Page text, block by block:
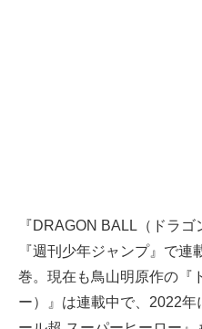
『DRAGON BALL（ドラ
『週刊少年ジャンプ』で
巻。現在も鳥山明原作の『
ー）』は連載中で、2022